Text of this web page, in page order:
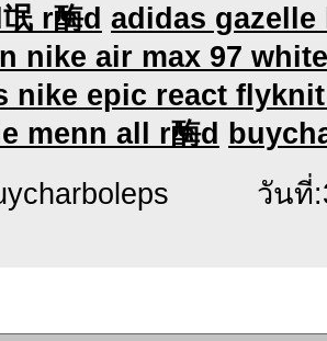
r酶d adidas
nike air max 97
nike epic react
menn all r酶d
วันที่